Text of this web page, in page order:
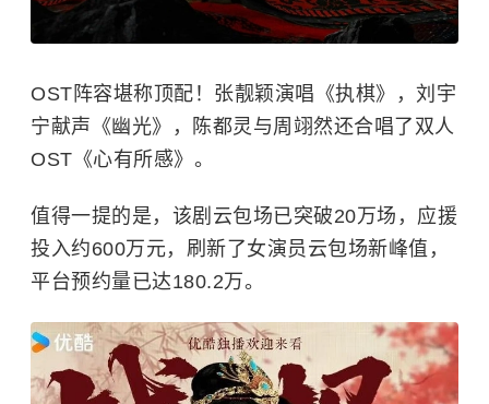
OST阵容堪称顶配！张靓颖演唱《执棋》，刘宇
宁献声《幽光》，陈都灵与周翊然还合唱了双人
OST《心有所感》。
值得一提的是，该剧云包场已突破20万场，应援
投入约600万元，刷新了女演员云包场新峰值，
平台预约量已达180.2万。